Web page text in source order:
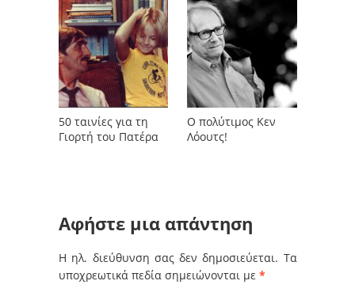
50 ταινίες για τη
Γιορτή του Πατέρα
Ο πολύτιμος Κεν
Λόουτς!
Αφήστε μια απάντηση
Η ηλ. διεύθυνση σας δεν δημοσιεύεται. Τα
υποχρεωτικά πεδία σημειώνονται με *